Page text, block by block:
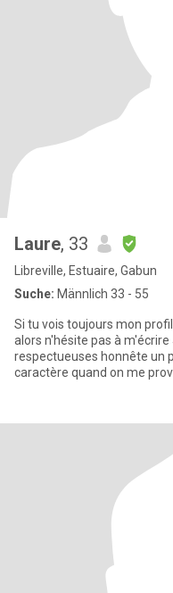
Laure, 33
Libreville, Estuaire, Gabun
Suche: Männlich 33 - 55
Si tu vois toujours mon
alors n'hésite pas à m'écrire Je
respectueuses honnête un
caractère quand on me